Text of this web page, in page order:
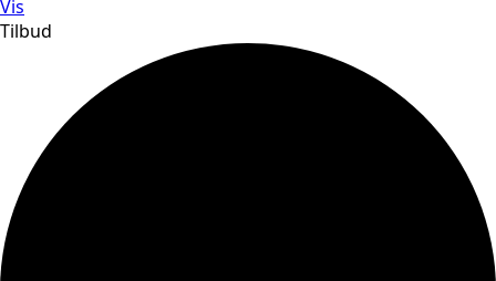
Vis
Tilbud